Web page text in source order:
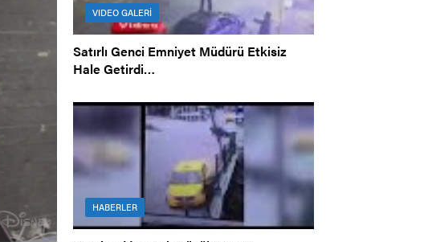
VIDEO GALERİ
Satırlı Genci Emniyet Müdürü Etkisiz
Hale Getirdi…
HABERLER